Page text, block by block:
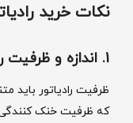
نکات خرید
1. اندازه و ظرفیت رادیاتور:
ظرفیت رادیاتور باید
که ظرفیت خنک‌ کنندگی